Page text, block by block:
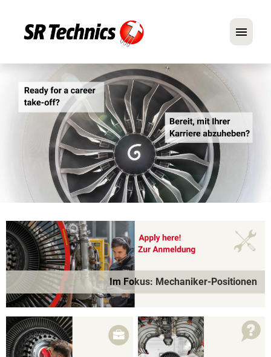
Englisch
Im Fokus: Mechaniker-Positionen
FAQ
Bewerbungstipps
Im Fokus: Mechaniker-Positionen